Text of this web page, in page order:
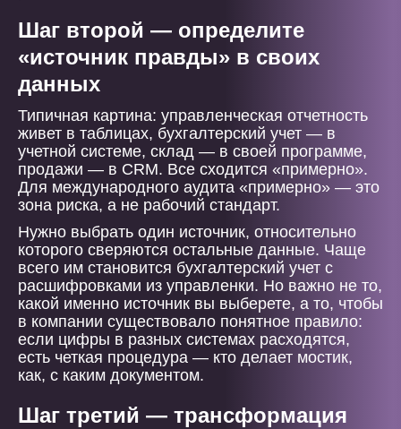
Шаг второй — определите
«источник правды» в своих
данных
Типичная картина: управленческая отчетность
живет в таблицах, бухгалтерский учет — в
учетной системе, склад — в своей программе,
продажи — в CRM. Все сходится «примерно».
Для международного аудита «примерно» — это
зона риска, а не рабочий стандарт.
Нужно выбрать один источник, относительно
которого сверяются остальные данные. Чаще
всего им становится бухгалтерский учет с
расшифровками из управленки. Но важно не то,
какой именно источник вы выберете, а то, чтобы
в компании существовало понятное правило:
если цифры в разных системах расходятся,
есть четкая процедура — кто делает мостик,
как, с каким документом.
Шаг третий — трансформация